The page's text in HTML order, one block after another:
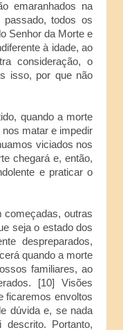
emaranhados na
todos os
Senhor da Morte e
à idade, ao
consideração, o
isso, por que não
quando a morte
matar e impedir
viciados nos
chegará e, então,
e praticar o
começadas, outras
seja o estado dos
despreparados,
quando a morte
familiares, ao
[10] Visões
ficaremos envoltos
dúvida e, se nada
Portanto,